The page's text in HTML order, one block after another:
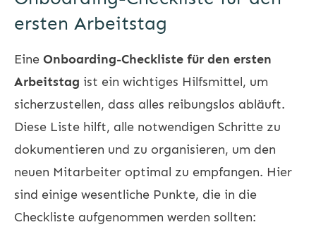
ersten Arbeitstag
Eine Onboarding-Checkliste für den ersten
Arbeitstag ist ein wichtiges Hilfsmittel, um
sicherzustellen, dass alles reibungslos abläuft.
Diese Liste hilft, alle notwendigen Schritte zu
dokumentieren und zu organisieren, um den
neuen Mitarbeiter optimal zu empfangen. Hier
sind einige wesentliche Punkte, die in die
Checkliste aufgenommen werden sollten: